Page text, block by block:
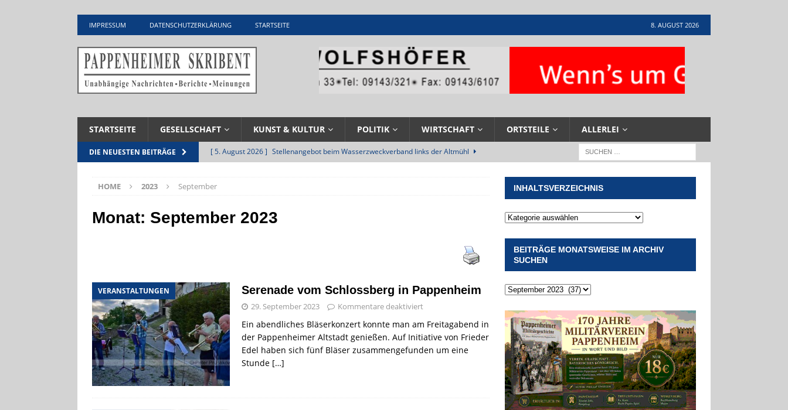
IMPRESSUM DATENSCHUTZERKLÄRUNG STARTSEITE 8. AUGUST 2026
STARTSEITE GESELLSCHAFT KUNST & KULTUR POLITIK WIRTSCHAFT ORTSTEILE ALLERLEI
DIE NEUESTEN BEITRÄGE [ 5. August 2026 ] Stellenangebot beim Wasserzweckverband links der Altmühl
[ 5. August 2026 ]
Zementwerk
EHRENAMT
ankommen
VERANSTALTUNGEN
[ 4. August 2026 ] Kanonendonner und Pappenheimer Marsch für Hubert
Aiwanger
VERANSTALTUNGEN
[ 7. August 2026 ] Sommerabendmusik mit Pop und Musicalklängen in
Pappenheim
KIRCHEN
HOME 2023 September
Monat: September 2023
VERANSTALTUNGEN Serenade vom Schlossberg in Pappenheim
29. September 2023 Kommentare deaktiviert
Ein abendliches Bläserkonzert konnte man am Freitagabend in
der Pappenheimer Altstadt genießen. Auf Initiative von Frieder
Edel haben sich fünf Bläser zusammengefunden um eine
Stunde […]
INHALTSVERZEICHNIS
BEITRÄGE MONATSWEISE IM ARCHIV
SUCHEN